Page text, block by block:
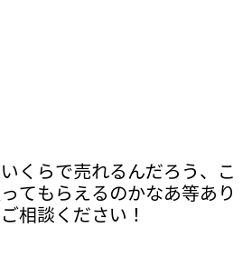
くらで売れるんだろう、こ
てもらえるのかなあ等あり
相談ください！